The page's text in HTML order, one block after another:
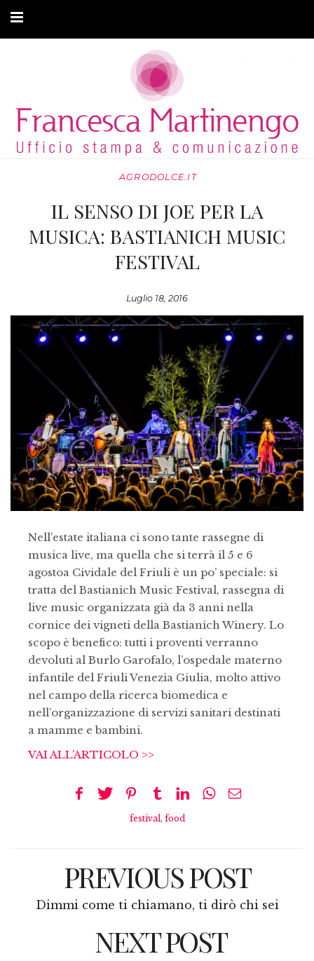
ARTICOLI
MODA ADATTIVA
PRIVACY
AGRODOLCE.IT
IL SENSO DI JOE PER LA
MUSICA: BASTIANICH MUSIC
FESTIVAL
Luglio 18, 2016
Nell’estate italiana ci sono tante rassegne di
musica live, ma quella che si terrà il 5 e 6
agostoa Cividale del Friuli è un po’ speciale: si
tratta del Bastianich Music Festival, rassegna di
live music organizzata già da 3 anni nella
cornice dei vigneti della Bastianich Winery. Lo
scopo è benefico: tutti i proventi verranno
devoluti al Burlo Garofalo, l’ospedale materno
infantile del Friuli Venezia Giulia, molto attivo
nel campo della ricerca biomedica e
nell’organizzazione di servizi sanitari destinati
a mamme e bambini.
VAI ALL’ARTICOLO >>
festival , food
PREVIOUS POST
Dimmi come ti chiamano, ti dirò chi sei
NEXT POST